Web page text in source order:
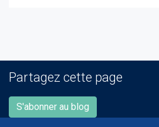
Partagez cette page
S'abonner au blog